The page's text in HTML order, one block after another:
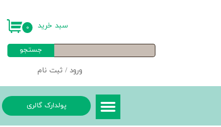
ورود / ثبت نام
خروج از حساب کاربری
جستجو
۰ سبد خرید
پولدارک گالری